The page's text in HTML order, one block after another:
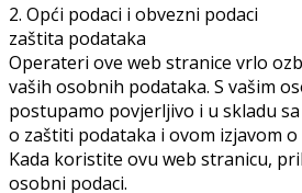
2. Opći podaci i obvezni podaci
zaštita podataka
Operateri ove web stranice vrlo
vaših osobnih podataka. S vašim
postupamo povjerljivo i u skladu
o zaštiti podataka i ovom izjavom
Kada koristite ovu web stranicu,
osobni podaci.